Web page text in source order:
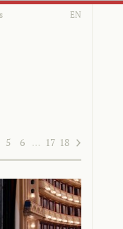
EN
5 6 … 17 18